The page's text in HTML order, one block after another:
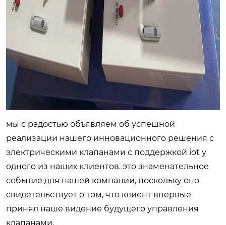
мы с радостью объявляем об успешной
реализации нашего инновационного решения с
электрическими клапанами с поддержкой iot у
одного из наших клиентов. это знаменательное
событие для нашей компании, поскольку оно
свидетельствует о том, что клиент впервые
принял наше видение будущего управления
клапанами.